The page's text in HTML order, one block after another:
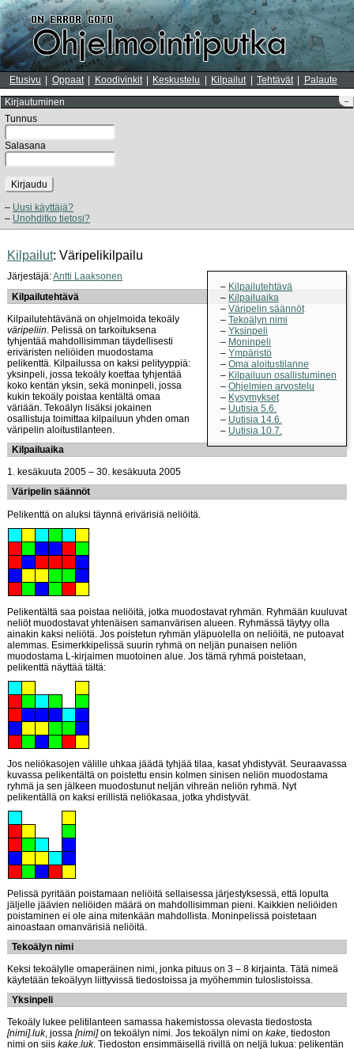
Etusivu Oppaat Koodivinkit Keskustelu Kilpailut Tehtävät Palaute
–
Kirjautuminen
Tunnus
Salasana
Kirjaudu
Uusi käyttäjä?
Unohditko tietosi?
Kilpailut: Väripelikilpailu
Kilpailutehtävä
Kilpailuaika
Väripelin säännöt
Tekoälyn nimi
Yksinpeli
Moninpeli
Ympäristö
Oma aloitustilanne
Kilpailuun osallistuminen
Ohjelmien arvostelu
Kysymykset
Uutisia 5.6.
Uutisia 14.6.
Uutisia 10.7.
Järjestäjä:Antti Laaksonen
Kilpailutehtävä
Kilpailutehtävänä on ohjelmoida tekoäly
väripeliin. Pelissä on tarkoituksena
tyhjentää mahdollisimman täydellisesti
eriväristen neliöiden muodostama
pelikenttä. Kilpailussa on kaksi pelityyppiä:
yksinpeli, jossa tekoäly koettaa tyhjentää
koko kentän yksin, sekä moninpeli, jossa
kukin tekoäly poistaa kentältä omaa
väriään. Tekoälyn lisäksi jokainen
osallistuja toimittaa kilpailuun yhden oman
väripelin aloitustilanteen.
Kilpailuaika
1. kesäkuuta 2005 – 30. kesäkuuta 2005
Väripelin säännöt
Pelikenttä on aluksi täynnä erivärisiä neliöitä.
Pelikentältä saa poistaa neliöitä, jotka muodostavat ryhmän. Ryhmään kuuluvat
neliöt muodostavat yhtenäisen samanvärisen alueen. Ryhmässä täytyy olla
ainakin kaksi neliötä. Jos poistetun ryhmän yläpuolella on neliöitä, ne putoavat
alemmas. Esimerkkipelissä suurin ryhmä on neljän punaisen neliön
muodostama L-kirjaimen muotoinen alue. Jos tämä ryhmä poistetaan,
pelikenttä näyttää tältä:
Jos neliökasojen välille uhkaa jäädä tyhjää tilaa, kasat yhdistyvät. Seuraavassa
kuvassa pelikentältä on poistettu ensin kolmen sinisen neliön muodostama
ryhmä ja sen jälkeen muodostunut neljän vihreän neliön ryhmä. Nyt
pelikentällä on kaksi erillistä neliökasaa, jotka yhdistyvät.
Pelissä pyritään poistamaan neliöitä sellaisessa järjestyksessä, että lopulta
jäljelle jäävien neliöiden määrä on mahdollisimman pieni. Kaikkien neliöiden
poistaminen ei ole aina mitenkään mahdollista. Moninpelissä poistetaan
ainoastaan omanvärisiä neliöitä.
Tekoälyn nimi
Keksi tekoälylle omaperäinen nimi, jonka pituus on 3 – 8 kirjainta. Tätä nimeä
käytetään tekoälyyn liittyvissä tiedostoissa ja myöhemmin tuloslistoissa.
Yksinpeli
Tekoäly lukee pelitilanteen samassa hakemistossa olevasta tiedostosta
[nimi].luk, jossa [nimi]on tekoälyn nimi. Jos tekoälyn nimi on kake, tiedoston
nimi on siis kake.luk. Tiedoston ensimmäisellä rivillä on neljä lukua: pelikentän